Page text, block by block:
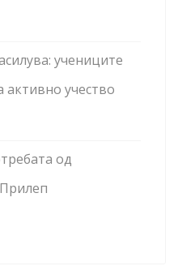
учениците
активно учество
од